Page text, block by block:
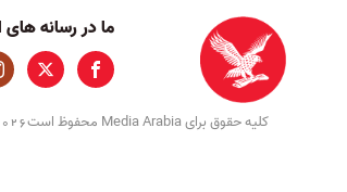
ما در رسانه
کلیه حقوق برای Media Arabia محفوظ است